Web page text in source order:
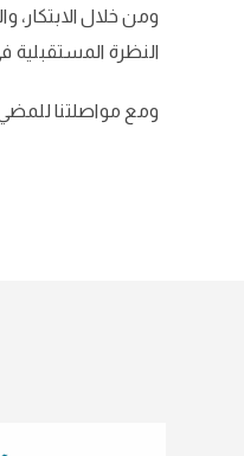
ومن خلال الابتكار،
النظرة
ومع مواصلتنا